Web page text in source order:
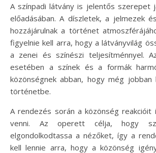
A színpadi látvány is jelentős szerepet
előadásában. A díszletek, a jelmezek
hozzájárulnak a történet
figyelnie kell arra, hogy a látványvilág
a zenei és színészi teljesítménnyel.
esetében a színek és a formák
közönségnek abban, hogy még
történetbe.
A rendezés során a közönség reakcióit
venni. Az operett célja, hogy
elgondolkodtassa a nézőket, így a
kell lennie arra, hogy a közönség